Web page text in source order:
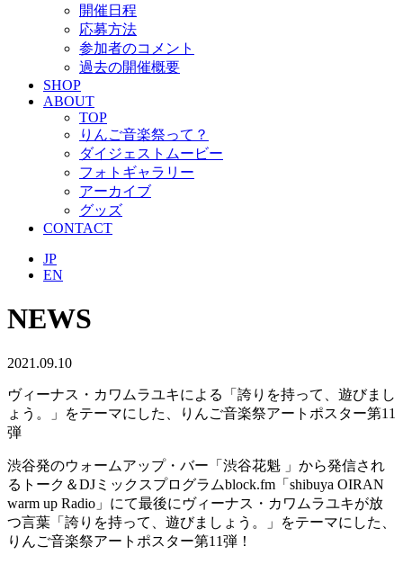
開催日程
応募方法
参加者のコメント
過去の開催概要
SHOP
ABOUT
TOP
りんご音楽祭って？
ダイジェストムービー
フォトギャラリー
アーカイブ
グッズ
CONTACT
JP
EN
NEWS
2021.09.10
ヴィーナス・カワムラユキによる「誇りを持って、遊びまし
ょう。」をテーマにした、りんご音楽祭アートポスター第11
弾
渋谷発のウォームアップ・バー「渋谷花魁 」から発信され
るトーク＆DJミックスプログラムblock.fm「shibuya OIRAN
warm up Radio」にて最後にヴィーナス・カワムラユキが放
つ言葉「誇りを持って、遊びましょう。」をテーマにした、
りんご音楽祭アートポスター第11弾！